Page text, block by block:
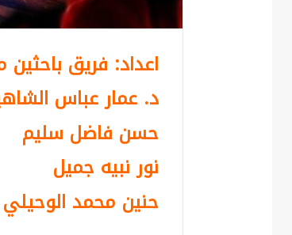
اعداد: فريق باحثين
د. عمار عباس
حسن فاضل سليم
نور نبيه جميل
حنين محمد الوحيلي